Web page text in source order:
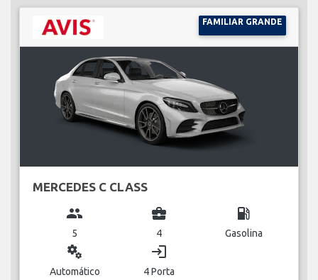
FAMILIAR GRANDE
MERCEDES C CLASS
group
5
business_center
4
local_gas_station
Gasolina
miscellaneous_services
Automático
login
4 Porta